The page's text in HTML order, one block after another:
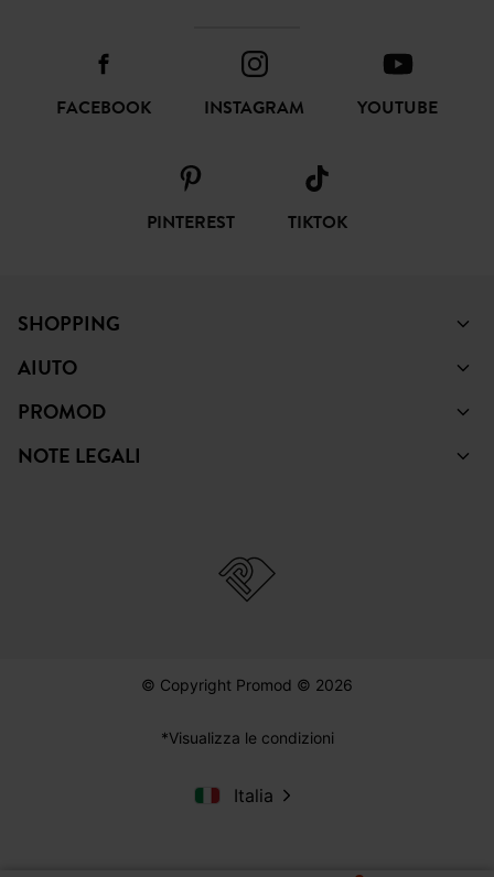
FACEBOOK INSTAGRAM YOUTUBE
PINTEREST TIKTOK
SHOPPING
AIUTO
PROMOD
NOTE LEGALI
© Copyright Promod © 2026
*Visualizza le condizioni
Italia